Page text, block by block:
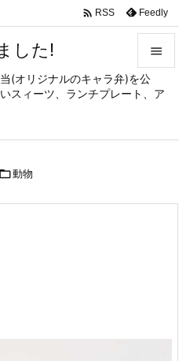
した!
(オリジナルのキャラ弁)を公
スィーツ、ランチプレート、ア


メニュ
サイド

 RSS Feedly
動物